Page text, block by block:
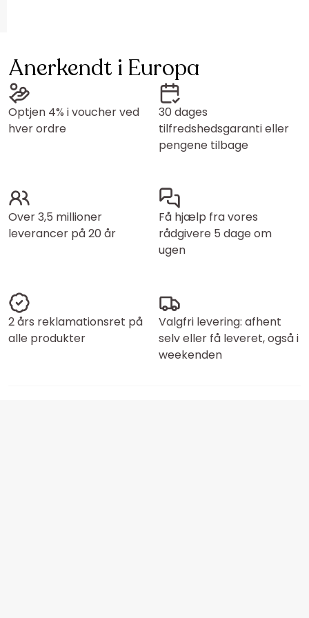
Anerkendt i Europa
Optjen 4% i voucher ved
hver ordre
30 dages
tilfredshedsgaranti eller
pengene tilbage
Over 3,5 millioner
leverancer på 20 år
Få hjælp fra vores
rådgivere 5 dage om
ugen
2 års reklamationsret på
alle produkter
Valgfri levering: afhent
selv eller få leveret, også i
weekenden